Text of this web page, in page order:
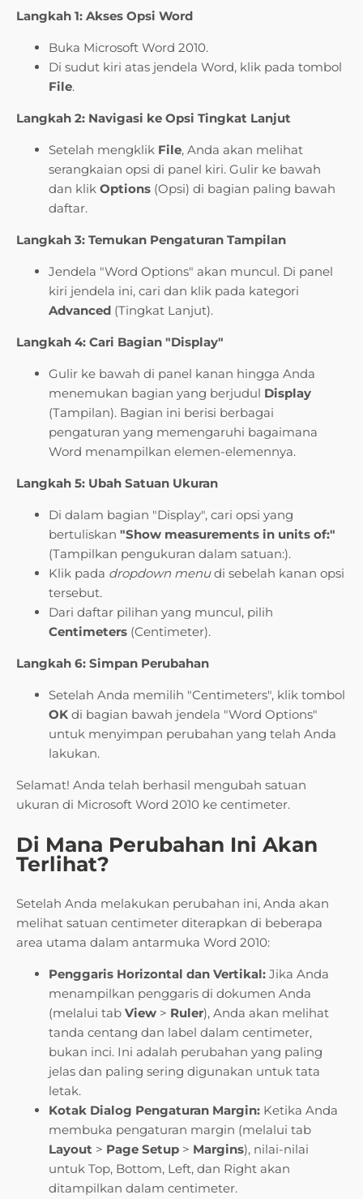
Langkah 1: Akses Opsi Word
Buka Microsoft Word 2010.
Di sudut kiri atas jendela Word, klik pada tombol
File.
Langkah 2: Navigasi ke Opsi Tingkat Lanjut
Setelah mengklik File, Anda akan melihat
serangkaian opsi di panel kiri. Gulir ke bawah
dan klik Options (Opsi) di bagian paling bawah
daftar.
Langkah 3: Temukan Pengaturan Tampilan
Jendela "Word Options" akan muncul. Di panel
kiri jendela ini, cari dan klik pada kategori
Advanced (Tingkat Lanjut).
Langkah 4: Cari Bagian "Display"
Gulir ke bawah di panel kanan hingga Anda
menemukan bagian yang berjudul Display
(Tampilan). Bagian ini berisi berbagai
pengaturan yang memengaruhi bagaimana
Word menampilkan elemen-elemennya.
Langkah 5: Ubah Satuan Ukuran
Di dalam bagian "Display", cari opsi yang
bertuliskan "Show measurements in units of:"
(Tampilkan pengukuran dalam satuan:).
Klik pada dropdown menudi sebelah kanan opsi
tersebut.
Dari daftar pilihan yang muncul, pilih
Centimeters (Centimeter).
Langkah 6: Simpan Perubahan
Setelah Anda memilih "Centimeters", klik tombol
OK di bagian bawah jendela "Word Options"
untuk menyimpan perubahan yang telah Anda
lakukan.
Selamat! Anda telah berhasil mengubah satuan
ukuran di Microsoft Word 2010 ke centimeter.
Di Mana Perubahan Ini Akan
Terlihat?
Setelah Anda melakukan perubahan ini, Anda akan
melihat satuan centimeter diterapkan di beberapa
area utama dalam antarmuka Word 2010:
Penggaris Horizontal dan Vertikal: Jika Anda
menampilkan penggaris di dokumen Anda
(melalui tab View > Ruler), Anda akan melihat
tanda centang dan label dalam centimeter,
bukan inci. Ini adalah perubahan yang paling
jelas dan paling sering digunakan untuk tata
letak.
Kotak Dialog Pengaturan Margin: Ketika Anda
membuka pengaturan margin (melalui tab
Layout > Page Setup > Margins), nilai-nilai
untuk Top, Bottom, Left, dan Right akan
ditampilkan dalam centimeter.